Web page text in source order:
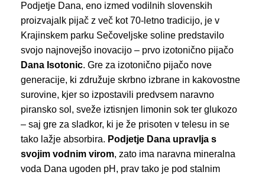
Podjetje Dana, eno izmed vodilnih slovenskih
proizvajalk pijač z več kot 70-letno tradicijo, je v
Krajinskem parku Sečoveljske soline predstavilo
svojo najnovejšo inovacijo – prvo izotonično pijačo
Dana Isotonic. Gre za izotonično pijačo nove
generacije, ki združuje skrbno izbrane in kakovostne
surovine, kjer so izpostavili predvsem naravno
piransko sol, sveže iztisnjen limonin sok ter glukozo
– saj gre za sladkor, ki je že prisoten v telesu in se
tako lažje absorbira. Podjetje Dana upravlja s
svojim vodnim virom, zato ima naravna mineralna
voda Dana ugoden pH, prav tako je pod stalnim